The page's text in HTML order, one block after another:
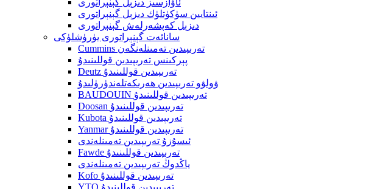
ئاۋازسىز دىزېل گېنېراتورى
ئىنتايىن سۈكۈتلۈك دىزېل گېنېراتورى
دىزېل كەپشەرلەش گېنېراتورى
سانائەت گېنېراتورى يۈرۈشلۈكى
Cummins تەرىپىدىن تەمىنلەنگەن
پېركىنس تەرىپىدىن قوللىنىدۇ
Deutz تەرىپىدىن قوللىنىدۇ
ۋولۋو تەرىپىدىن ھەرىكەتلەندۈرۈلىدۇ
BAUDOUIN تەرىپىدىن قوللىنىدۇ
Doosan تەرىپىدىن قوللىنىدۇ
Kubota تەرىپىدىن قوللىنىدۇ
Yanmar تەرىپىدىن قوللىنىدۇ
ئىسۇزۇ تەرىپىدىن تەمىنلەندى
Fawde تەرىپىدىن قوللىنىدۇ
ياڭدوڭ تەرىپىدىن تەمىنلەندى
Kofo تەرىپىدىن قوللىنىدۇ
YTO تەرىپىدىن قوللىنىدۇ